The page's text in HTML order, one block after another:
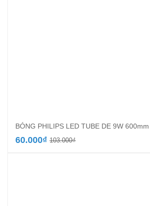
BÓNG PHILIPS LED TUBE DE 9W 600mm
103.000₫Giá
60.000₫
Giá